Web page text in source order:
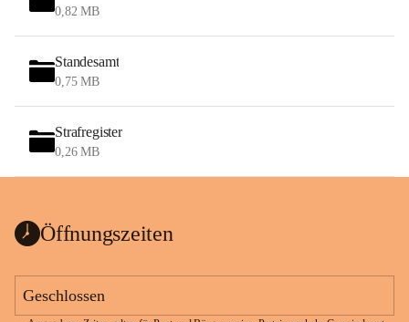
0,82 MB
Standesamt
0,75 MB
Strafregister
0,26 MB
Öffnungszeiten
Geschlossen